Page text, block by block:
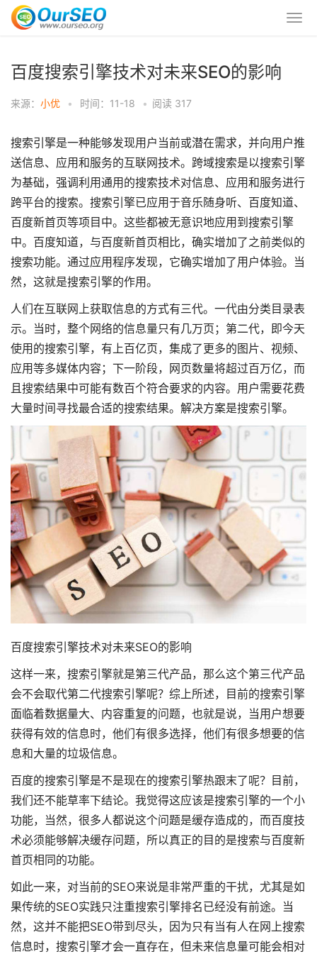
百度搜索引擎技术对未来SEO的影响
来源： 小优 • 时间：11-18 • 阅读 317
搜索引擎是一种能够发现用户当前或潜在需求，并向用户推
送信息、应用和服务的互联网技术。跨域搜索是以搜索引擎
为基础，强调利用通用的搜索技术对信息、应用和服务进行
跨平台的搜索。搜索引擎已应用于音乐随身听、百度知道、
百度新首页等项目中。这些都被无意识地应用到搜索引擎
中。百度知道，与百度新首页相比，确实增加了之前类似的
搜索功能。通过应用程序发现，它确实增加了用户体验。当
然，这就是搜索引擎的作用。
人们在互联网上获取信息的方式有三代。一代由分类目录表
示。当时，整个网络的信息量只有几万页；第二代，即今天
使用的搜索引擎，有上百亿页，集成了更多的图片、视频、
应用等多媒体内容；下一阶段，网页数量将超过百万亿，而
且搜索结果中可能有数百个符合要求的内容。用户需要花费
大量时间寻找最合适的搜索结果。解决方案是搜索引擎。
百度搜索引擎技术对未来SEO的影响
这样一来，搜索引擎就是第三代产品，那么这个第三代产品
会不会取代第二代搜索引擎呢？综上所述，目前的搜索引擎
面临着数据量大、内容重复的问题，也就是说，当用户想要
获得有效的信息时，他们有很多选择，他们有很多想要的信
息和大量的垃圾信息。
百度的搜索引擎是不是现在的搜索引擎热跟末了呢？目前，
我们还不能草率下结论。我觉得这应该是搜索引擎的一个小
功能，当然，很多人都说这个问题是缓存造成的，而百度技
术必须能够解决缓存问题，所以真正的目的是搜索与百度新
首页相同的功能。
如此一来，对当前的SEO来说是非常严重的干扰，尤其是如
果传统的SEO实践只注重搜索引擎排名已经没有前途。当
然，这并不能把SEO带到尽头，因为只有当有人在网上搜索
信息时，搜索引擎才会一直存在，但未来信息量可能会相对